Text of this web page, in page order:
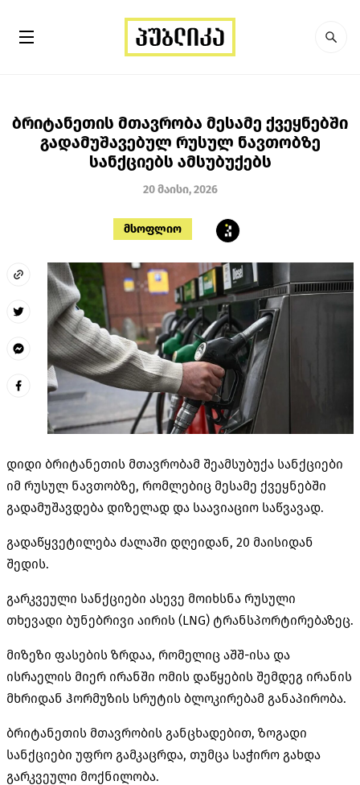
ბრიტანეთის მთავრობა მესამე ქვეყნებში
გადამუშავებულ რუსულ ნავთობზე
სანქციებს ამსუბუქებს
20 მაისი, 2026
მსოფლიო
დიდი ბრიტანეთის მთავრობამ შეამსუბუქა სანქციები
იმ რუსულ ნავთობზე, რომლებიც მესამე ქვეყნებში
გადამუშავდება დიზელად და საავიაციო საწვავად.
გადაწყვეტილება ძალაში დღეიდან, 20 მაისიდან
შედის.
გარკვეული სანქციები ასევე მოიხსნა რუსული
თხევადი ბუნებრივი აირის (LNG) ტრანსპორტირებაზეც.
მიზეზი ფასების ზრდაა, რომელიც აშშ-ისა და
ისრაელის მიერ ირანში ომის დაწყების შემდეგ ირანის
მხრიდან ჰორმუზის სრუტის ბლოკირებამ განაპირობა.
ბრიტანეთის მთავრობის განცხადებით, ზოგადი
სანქციები უფრო გამკაცრდა, თუმცა საჭირო გახდა
გარკვეული მოქნილობა.